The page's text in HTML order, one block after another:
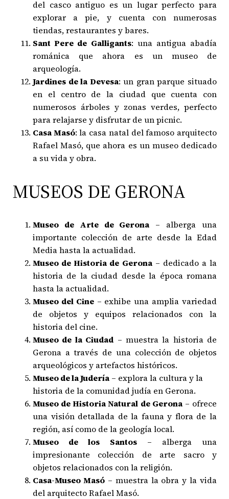
del casco antiguo es un lugar perfecto para
explorar a pie, y cuenta con numerosas
tiendas, restaurantes y bares.
Sant Pere de Galligants: una antigua abadía
románica que ahora es un museo de
arqueología.
Jardines de la Devesa: un gran parque situado
en el centro de la ciudad que cuenta con
numerosos árboles y zonas verdes, perfecto
para relajarse y disfrutar de un picnic.
Casa Masó: la casa natal del famoso arquitecto
Rafael Masó, que ahora es un museo dedicado
a su vida y obra.
MUSEOS DE GERONA
Museo de Arte de Gerona – alberga una
importante colección de arte desde la Edad
Media hasta la actualidad.
Museo de Historia de Gerona– dedicado a la
historia de la ciudad desde la época romana
hasta la actualidad.
Museo del Cine– exhibe una amplia variedad
de objetos y equipos relacionados con la
historia del cine.
Museo de la Ciudad – muestra la historia de
Gerona a través de una colección de objetos
arqueológicos y artefactos históricos.
Museo de la Judería – explora la cultura y la
historia de la comunidad judía en Gerona.
Museo de Historia Natural de Gerona– ofrece
una visión detallada de la fauna y flora de la
región, así como de la geología local.
Museo de los Santos– alberga una
impresionante colección de arte sacro y
objetos relacionados con la religión.
Casa-Museo Masó– muestra la obra y la vida
del arquitecto Rafael Masó.